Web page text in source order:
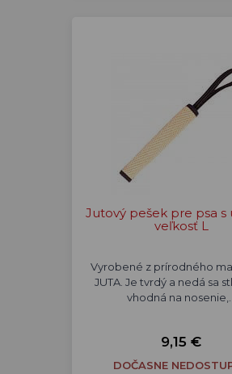
Jutový pešek pre psa s
veľkosť L
Vyrobené z prírodného
JUTA. Je tvrdý a nedá sa
vhodná na nosenie,…
9,15 €
DOČASNE